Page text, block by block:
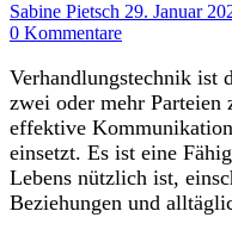
Sabine Pietsch 29. Januar
0 Kommentare
Verhandlungstechnik ist
zwei oder mehr Parteien
effektive
einsetzt. Es ist eine
Lebens nützlich ist,
Beziehungen und